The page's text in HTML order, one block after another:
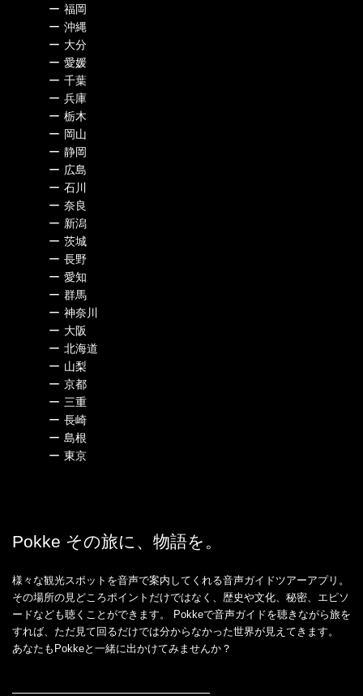
ー 福岡
ー 沖縄
ー 大分
ー 愛媛
ー 千葉
ー 兵庫
ー 栃木
ー 岡山
ー 静岡
ー 広島
ー 石川
ー 奈良
ー 新潟
ー 茨城
ー 長野
ー 愛知
ー 群馬
ー 神奈川
ー 大阪
ー 北海道
ー 山梨
ー 京都
ー 三重
ー 長崎
ー 島根
ー 東京
Pokke その旅に、物語を。
様々な観光スポットを音声で案内してくれる音声ガイドツアーアプリ。
その場所の見どころポイントだけではなく、歴史や文化、秘密、エピソ
ードなども聴くことができます。 Pokkeで音声ガイドを聴きながら旅を
すれば、ただ見て回るだけでは分からなかった世界が見えてきます。
あなたもPokkeと一緒に出かけてみませんか？